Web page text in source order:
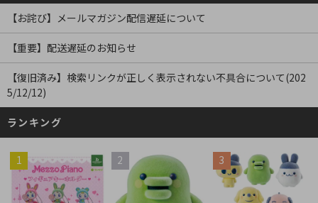
【お詫び】メールマガジン配信遅延について
【重要】配送遅延のお知らせ
【復旧済み】検索リンクが正しく表示されない不具合について(202
5/12/12)
ランキング
1 2 3